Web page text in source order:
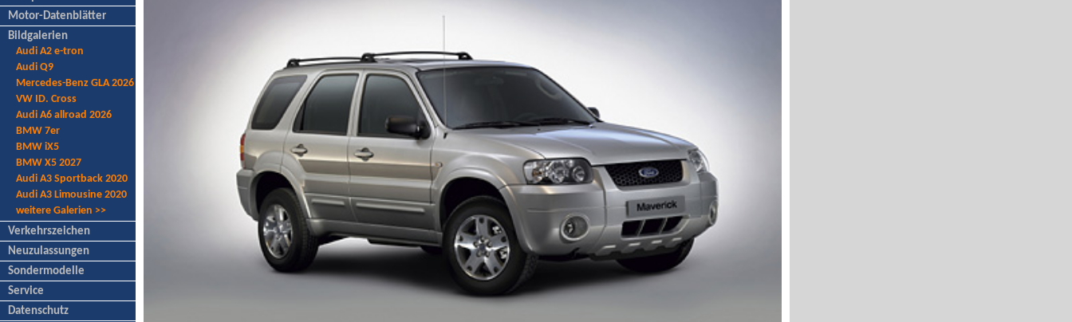
Motor-Datenblätter
Bildgalerien
Audi A2 e-tron
Audi Q9
Mercedes-Benz GLA 2026
VW ID. Cross
Audi A6 allroad 2026
BMW 7er
BMW iX5
BMW X5 2027
Audi A3 Sportback 2020
Audi A3 Limousine 2020
weitere Galerien >>
Verkehrszeichen
Neuzulassungen
Sondermodelle
Service
Datenschutz